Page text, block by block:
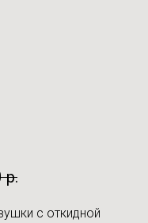
р.
с откидной